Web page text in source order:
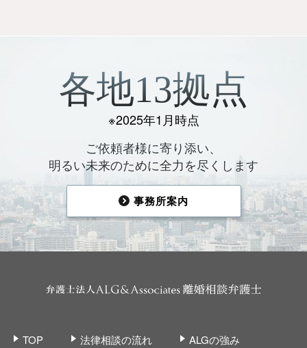
各地13拠点
※2025年1月時点
ご依頼者様に寄り添い、
明るい未来のために全力を尽くします
事務所案内
TOP 法律相談の流れ
ALGの強み